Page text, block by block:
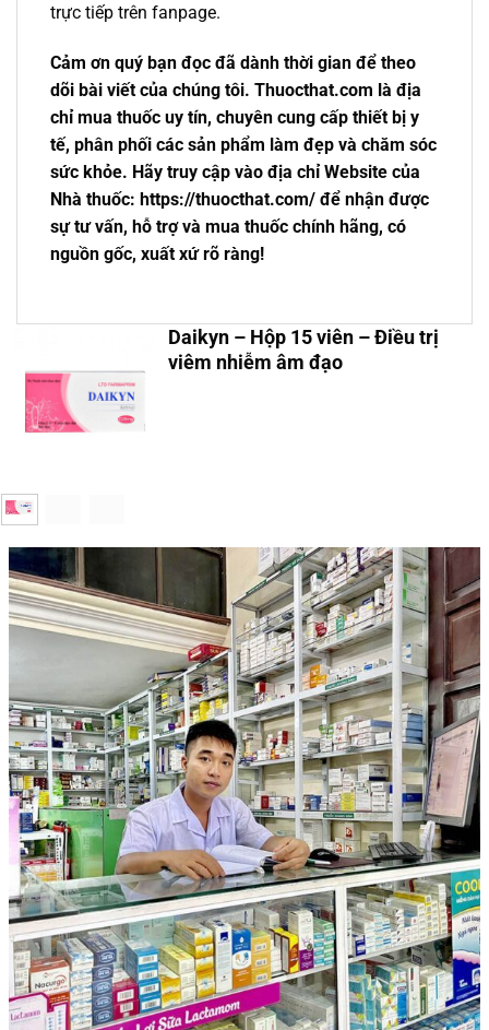
trực tiếp trên fanpage.
Cảm ơn quý bạn đọc đã dành thời gian để theo
dõi bài viết của chúng tôi. Thuocthat.com là địa
chỉ mua thuốc uy tín, chuyên cung cấp thiết bị y
tế, phân phối các sản phẩm làm đẹp và chăm sóc
sức khỏe. Hãy truy cập vào địa chỉ Website của
Nhà thuốc: https://thuocthat.com/ để nhận được
sự tư vấn, hỗ trợ và mua thuốc chính hãng, có
nguồn gốc, xuất xứ rõ ràng!
Daikyn – Hộp 15 viên – Điều trị
viêm nhiễm âm đạo